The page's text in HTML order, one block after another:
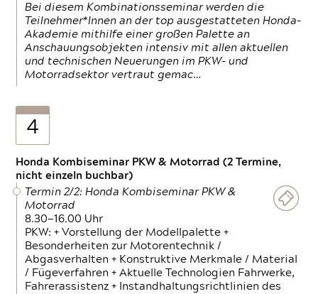
Bei diesem Kombinationsseminar werden die
Teilnehmer*Innen an der top ausgestatteten Honda-
Akademie mithilfe einer großen Palette an
Anschauungsobjekten intensiv mit allen aktuellen
und technischen Neuerungen im PKW- und
Motorradsektor vertraut gemac…
4
Honda Kombiseminar PKW & Motorrad (2 Termine,
nicht einzeln buchbar)
Termin 2/2: Honda Kombiseminar PKW &
Motorrad
8.30—16.00 Uhr
PKW: + Vorstellung der Modellpalette +
Besonderheiten zur Motorentechnik /
Abgasverhalten + Konstruktive Merkmale / Material
/ Fügeverfahren + Aktuelle Technologien Fahrwerke,
Fahrerassistenz + Instandhaltungsrichtlinien des